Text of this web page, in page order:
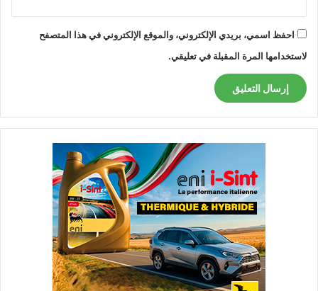
احفظ اسمي، بريدي الإلكتروني، والموقع الإلكتروني في هذا المتصفح
لاستخدامها المرة المقبلة في تعليقي.